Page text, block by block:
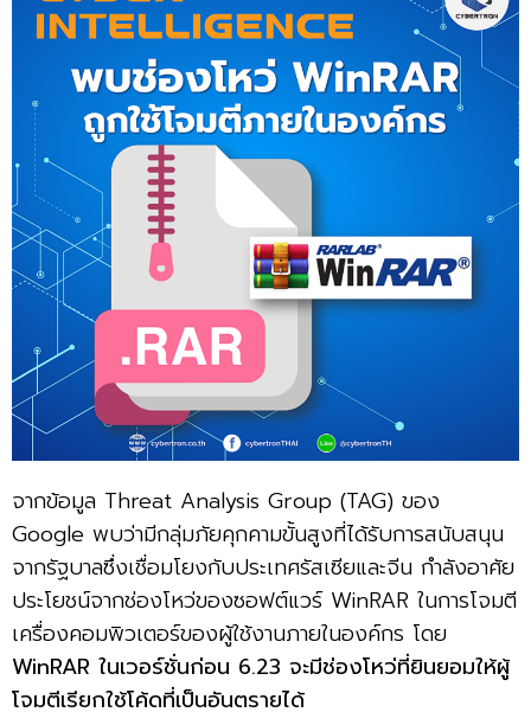
จากข้อมูล Threat Analysis Group (TAG) ของ
Google พบว่ามีกลุ่มภัยคุกคามขั้นสูงที่ได้รับการสนับสนุน
จากรัฐบาลซึ่งเชื่อมโยงกับประเทศรัสเซียและจีน กำลังอาศัย
ประโยชน์จากช่องโหว่ของซอฟต์แวร์ WinRAR ในการโจมตี
เครื่องคอมพิวเตอร์ของผู้ใช้งานภายในองค์กร โดย
WinRAR ในเวอร์ชั่นก่อน 6.23 จะมีช่องโหว่ที่ยินยอมให้ผู้
โจมตีเรียกใช้โค้ดที่เป็นอันตรายได้